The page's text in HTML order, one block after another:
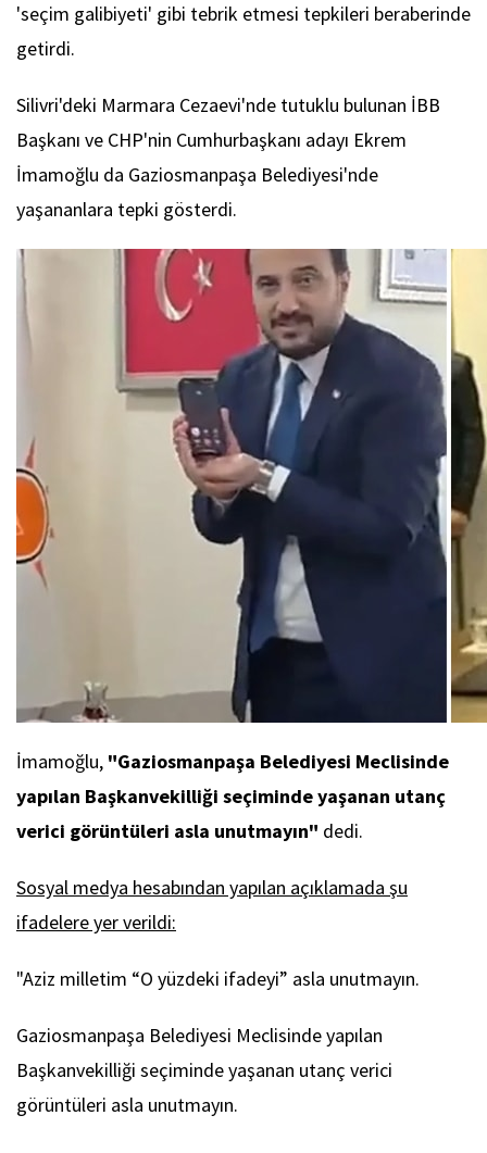
'seçim galibiyeti' gibi tebrik etmesi tepkileri beraberinde
getirdi.
Silivri'deki Marmara Cezaevi'nde tutuklu bulunan İBB
Başkanı ve CHP'nin Cumhurbaşkanı adayı Ekrem
İmamoğlu da Gaziosmanpaşa Belediyesi'nde
yaşananlara tepki gösterdi.
İmamoğlu, "Gaziosmanpaşa Belediyesi Meclisinde
yapılan Başkanvekilliği seçiminde yaşanan utanç
verici görüntüleri asla unutmayın" dedi.
Sosyal medya hesabından yapılan açıklamada şu
ifadelere yer verildi:
"Aziz milletim “O yüzdeki ifadeyi” asla unutmayın.
Gaziosmanpaşa Belediyesi Meclisinde yapılan
Başkanvekilliği seçiminde yaşanan utanç verici
görüntüleri asla unutmayın.